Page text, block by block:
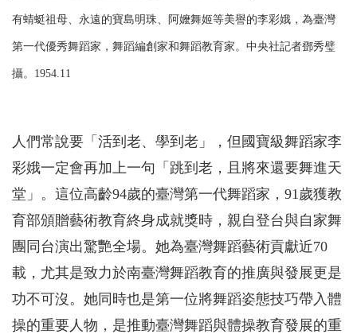
有蜻蜓祖母、永遠的寶島明珠、阿嬤舞姬等美譽的李彩娥，為臺灣
第一代優秀舞蹈家，舞蹈編創家和舞蹈教育家。中央社記者鄧秀璧
攝。1954.11
人們常說要「活到老、學到老」，但國寶級舞蹈家李
彩娥一定會再加上一句「跳到老，且將來還要舞進天
堂」。這位高齡94歲的臺灣第一代舞蹈家，91歲獲教
育部頒贈藝術教育終身成就獎時，親自登台與自家舞
團同台演出驚艷全場。她為臺灣舞蹈藝術貢獻近70
載，尤其是致力於南臺灣舞蹈教育的推廣與發展更是
功不可沒。她同時也是第一位將舞蹈姿態技巧帶入體
操的重要人物，是推動臺灣舞蹈與體操教育發展的重